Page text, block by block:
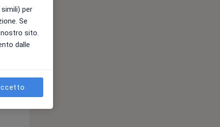
11 Ago
per
Se
sito.
dalle